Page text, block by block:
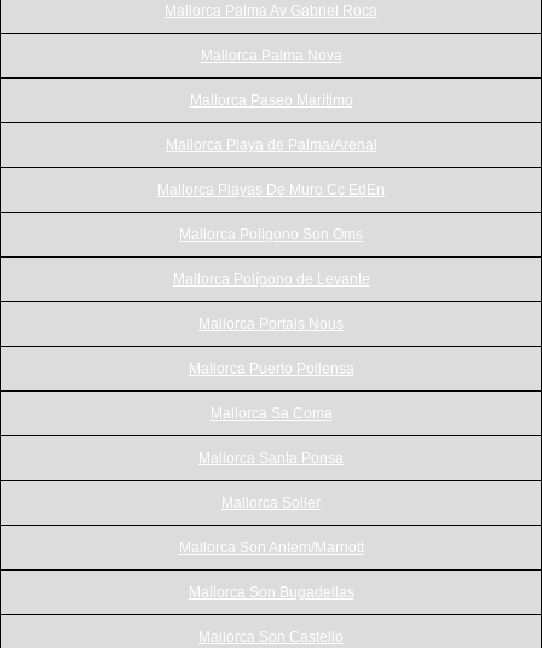
Mallorca Palma Av Gabriel Roca
Mallorca Palma Nova
Mallorca Paseo Marítimo
Mallorca Playa de Palma/Arenal
Mallorca Playas De Muro Cc EdEn
Mallorca Poligono Son Oms
Mallorca Polígono de Levante
Mallorca Portals Nous
Mallorca Puerto Pollensa
Mallorca Sa Coma
Mallorca Santa Ponsa
Mallorca Soller
Mallorca Son Antem/Marriott
Mallorca Son Bugadellas
Mallorca Son Castello